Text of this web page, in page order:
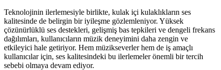
Teknolojinin ilerlemesiyle birlikte, kulak içi kulaklıkların ses
kalitesinde de belirgin bir iyileşme gözlemleniyor. Yüksek
çözünürlüklü ses destekleri, gelişmiş bas tepkileri ve dengeli frekans
dağılımları, kullanıcıların müzik deneyimini daha zengin ve
etkileyici hale getiriyor. Hem müzikseverler hem de iş amaçlı
kullanıcılar için, ses kalitesindeki bu ilerlemeler önemli bir tercih
sebebi olmaya devam ediyor.